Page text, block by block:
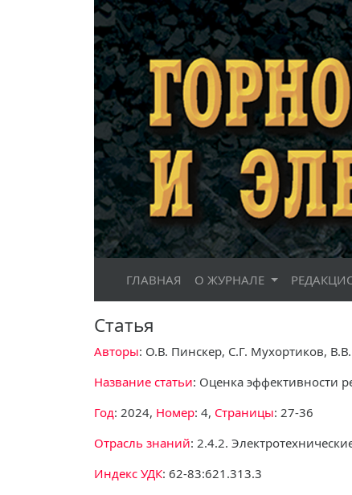
ГЛАВНАЯ О ЖУРНАЛЕ
Статья
Авторы: О.В. Пинскер, С.Г. Мухортиков,
Название статьи: Оценка эффективности
Год: 2024, Номер: 4, Страницы: 27-36
Отрасль знаний: 2.4.2.
Индекс УДК: 62-83:621.313.3